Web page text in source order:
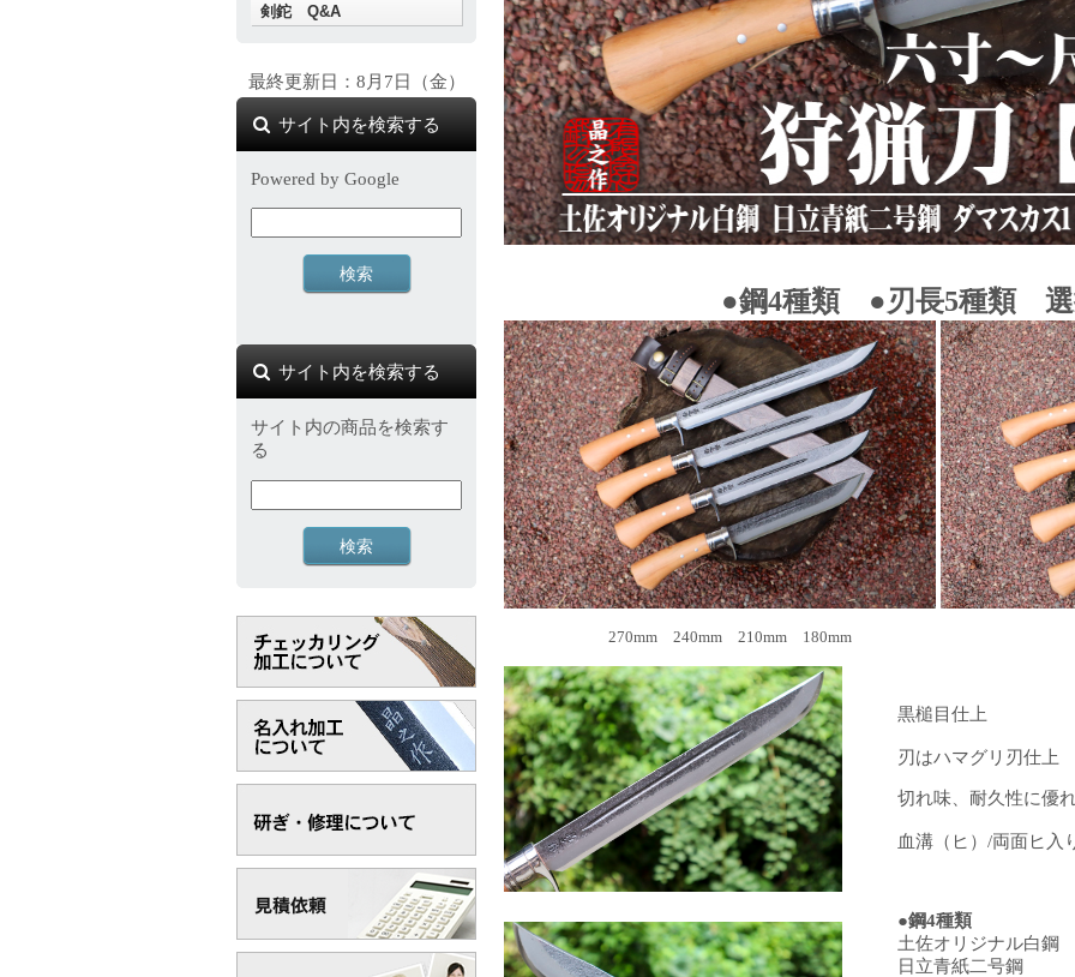
●鋼4種類 ●刃長5種類 選
270mm 240mm 210mm 180mm
黒槌目仕上
刃はハマグリ刃仕
切れ味、耐久性に優
血溝（ヒ）/両面ヒ入
●鋼4種類
土佐オリジナル白鋼
日立青紙二号鋼
剣鉈 Q&A
最終更新日：8月7日（金）
サイト内を検索する
Powered by Google
サイト内を検索する
サイト内の商品を検索す
る